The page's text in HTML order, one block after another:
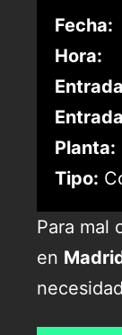
Fecha:
Hora:
Planta:
Tipo:
Para mal
en